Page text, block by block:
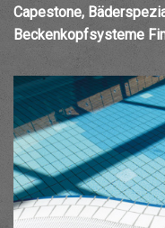
Capestone,
Beckenkopfsysteme